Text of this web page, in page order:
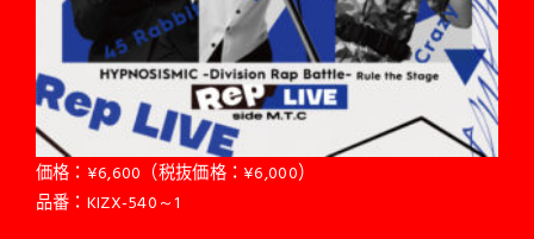
価格：¥6,600（税抜価格：¥6,000）
品番：KIZX-540～1